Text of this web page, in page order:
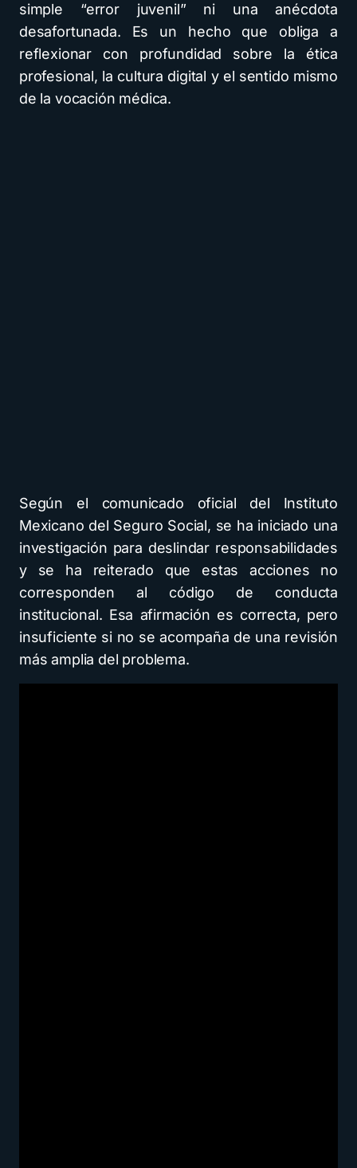
simple “error juvenil” ni una anécdota
desafortunada. Es un hecho que obliga a
reflexionar con profundidad sobre la ética
profesional, la cultura digital y el sentido mismo
de la vocación médica.
Según el comunicado oficial del Instituto
Mexicano del Seguro Social, se ha iniciado una
investigación para deslindar responsabilidades
y se ha reiterado que estas acciones no
corresponden al código de conducta
institucional. Esa afirmación es correcta, pero
insuficiente si no se acompaña de una revisión
más amplia del problema.